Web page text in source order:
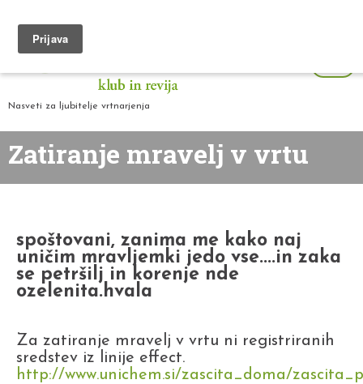
Nasveti za ljubitelje vrtnarjenja
Zatiranje mravelj v vrtu
spoštovani, zanima me kako naj
uničim mravljemki jedo vse....in zaka
se petršilj in korenje nde
ozelenita.hvala
Za zatiranje mravelj v vrtu ni registriranih
sredstev iz linije effect.
http://www.unichem.si/zascita_doma/